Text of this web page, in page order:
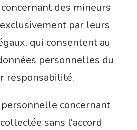
des mineurs
par leurs
qui consentent au
personnelles du
responsabilité.
concernant
sans l’accord